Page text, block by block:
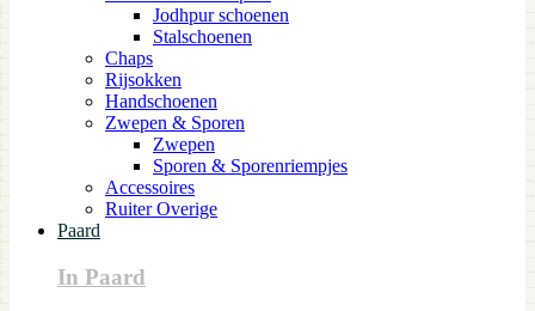
Jodhpur schoenen
Stalschoenen
Chaps
Rijsokken
Handschoenen
Zwepen & Sporen
Zwepen
Sporen & Sporenriempjes
Accessoires
Ruiter Overige
Paard
In Paard